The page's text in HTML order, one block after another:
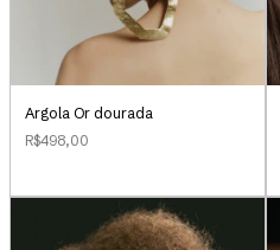
Argola Or dourada
R$498,00